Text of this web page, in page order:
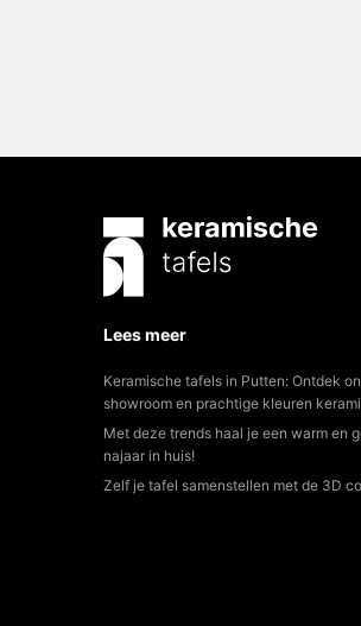
Lees meer
Keramische tafels in Putten: Ontdek
Met deze trends haal je een warm en
Zelf je tafel samenstellen met de 3D